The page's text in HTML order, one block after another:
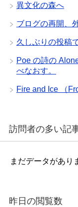
異文化の森へ
ブログの再開、
久しぶりの投稿
Poe の詩の
べなおす。
Fire and Ice （
訪問者の多い記
まだデータがあり
昨日の閲覧数